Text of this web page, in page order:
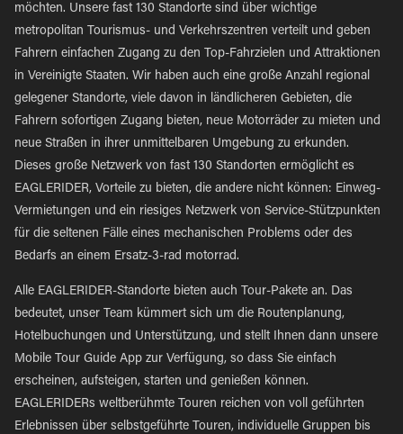
möchten. Unsere fast 130 Standorte sind über wichtige
metropolitan Tourismus- und Verkehrszentren verteilt und geben
Fahrern einfachen Zugang zu den Top-Fahrzielen und Attraktionen
in Vereinigte Staaten. Wir haben auch eine große Anzahl regional
gelegener Standorte, viele davon in ländlicheren Gebieten, die
Fahrern sofortigen Zugang bieten, neue Motorräder zu mieten und
neue Straßen in ihrer unmittelbaren Umgebung zu erkunden.
Dieses große Netzwerk von fast 130 Standorten ermöglicht es
EAGLERIDER, Vorteile zu bieten, die andere nicht können: Einweg-
Vermietungen und ein riesiges Netzwerk von Service-Stützpunkten
für die seltenen Fälle eines mechanischen Problems oder des
Bedarfs an einem Ersatz-3-rad motorrad.
Alle EAGLERIDER-Standorte bieten auch Tour-Pakete an. Das
bedeutet, unser Team kümmert sich um die Routenplanung,
Hotelbuchungen und Unterstützung, und stellt Ihnen dann unsere
Mobile Tour Guide App zur Verfügung, so dass Sie einfach
erscheinen, aufsteigen, starten und genießen können.
EAGLERIDERs weltberühmte Touren reichen von voll geführten
Erlebnissen über selbstgeführte Touren, individuelle Gruppen bis